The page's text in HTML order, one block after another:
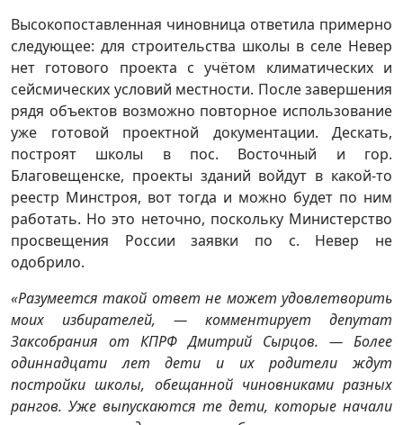
Высокопоставленная чиновница ответила примерно
следующее: для строительства школы в селе Невер
нет готового проекта с учётом климатических и
сейсмических условий местности. После завершения
рядя объектов возможно повторное использование
уже готовой проектной документации. Дескать,
построят школы в пос. Восточный и гор.
Благовещенске, проекты зданий войдут в какой-то
реестр Минстроя, вот тогда и можно будет по ним
работать. Но это неточно, поскольку Министерство
просвещения России заявки по с. Невер не
одобрило.
«Разумеется такой ответ не может удовлетворить
моих избирателей, — комментирует депутат
Заксобрания от КПРФ Дмитрий Сырцов. — Более
одиннадцати лет дети и их родители ждут
постройки школы, обещанной чиновниками разных
рангов. Уже выпускаются те дети, которые начали